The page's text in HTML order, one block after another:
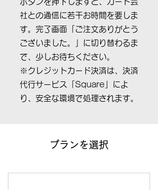
社との通信に若干お時間を要しま
す。完了画面「ご注文ありがとう
ございました。」に切り替わるま
で、少しお待ちください。
※クレジットカード決済は、決済
代行サービス「Square」によ
り、安全な環境で処理されます。
プランを選択